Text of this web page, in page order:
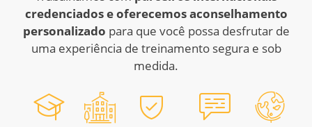
credenciados e oferecemos aconselhamento
personalizado para que você possa desfrutar de
uma experiência de treinamento segura e sob
medida.